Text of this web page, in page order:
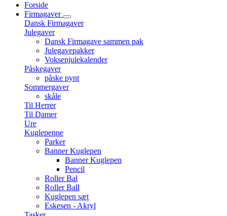
Forside
Firmagaver
Dansk Firmagaver
Julegaver
Dansk Firmagave sammen pak
Julegavepakker
Voksenjulekalender
Påskegaver
påske pynt
Sommergaver
skåle
Til Herrer
Til Damer
Ure
Kuglepenne
Parker
Banner Kuglepen
Banner Kuglepen
Pencil
Roller Bal
Roller Ball
Kuglepen sæt
Eskesen - Akryl